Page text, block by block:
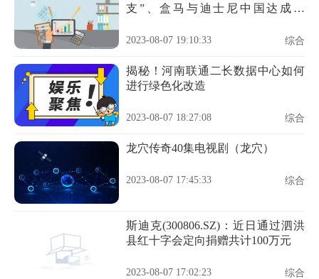
支”、盒马与迪士尼中国达成合
2023-08-07 19:10:33 综合
揭秘！河南联通二长数据中心如何
进行绿色化改造
2023-08-07 18:27:08 综合
龙穴传奇40集电视剧（龙穴）
2023-08-07 17:45:33 综合
斯迪克(300806.SZ)：近日通过泗洪
县红十字会定向捐赠共计100万元
2023-08-07 17:02:23 综合